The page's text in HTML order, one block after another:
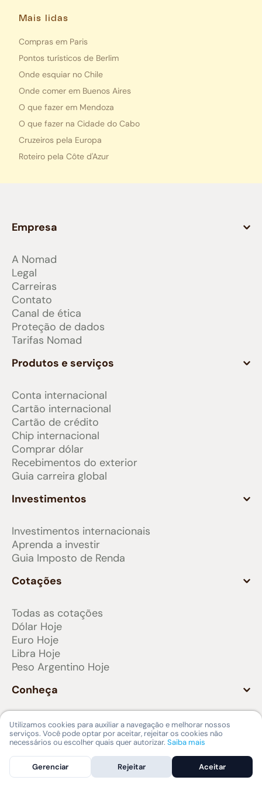
Mais lidas
Compras em Paris
Pontos turísticos de Berlim
Onde esquiar no Chile
Onde comer em Buenos Aires
O que fazer em Mendoza
O que fazer na Cidade do Cabo
Cruzeiros pela Europa
Roteiro pela Côte d'Azur
Empresa
A Nomad
Legal
Carreiras
Contato
Canal de ética
Proteção de dados
Tarifas Nomad
Produtos e serviços
Conta internacional
Cartão internacional
Cartão de crédito
Chip internacional
Comprar dólar
Recebimentos do exterior
Guia carreira global
Investimentos
Investimentos internacionais
Aprenda a investir
Guia Imposto de Renda
Cotações
Todas as cotações
Dólar Hoje
Euro Hoje
Libra Hoje
Peso Argentino Hoje
Conheça
Nomad Lounge
Nomad Pass
Como usar a Nomad na Europa
Viajar com a Nomad
Indique e ganhe
Utilizamos cookies para auxiliar a navegação e melhorar nossos
serviços. Você pode optar por aceitar, rejeitar os cookies não
necessários ou escolher quais quer autorizar. Saiba mais
Gerenciar Rejeitar Aceitar